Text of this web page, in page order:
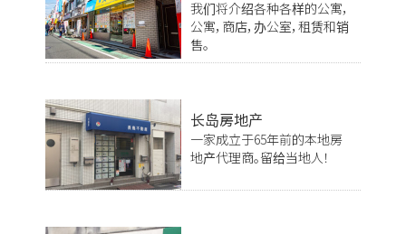
我们将介绍各种各样的公寓，
公寓，商店，办公室，租赁和销
售。
长岛房地产
一家成立于65年前的本地房
地产代理商。留给当地人！